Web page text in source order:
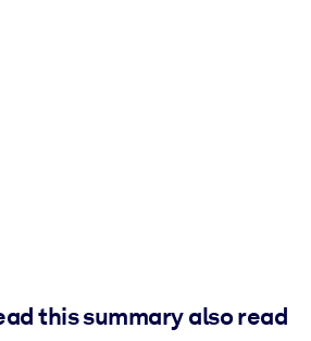
this summary also read